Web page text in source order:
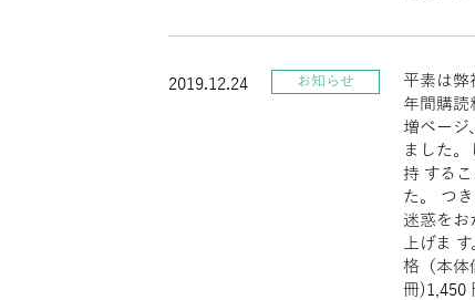
2019.12.24 お知らせ
平素は弊
年間購読
増ページ
ました
持 する
た。 つ
迷惑をお
上げま
格（本体
冊)1,450